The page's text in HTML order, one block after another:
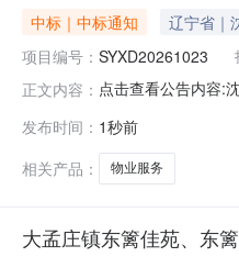
中标｜中标通知
辽宁省｜
项目编号： SYXD20261023
正文内容： 点击查看公告内容:
发布时间： 1秒前
相关产品：
物业服务
大孟庄镇东篱佳苑、东